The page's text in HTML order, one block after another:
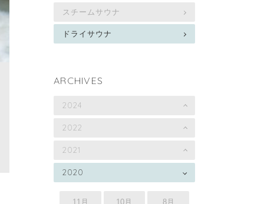
スチームサウナ
ドライサウナ
ARCHIVES
2024
2022
2021
2020
11月 10月 8月